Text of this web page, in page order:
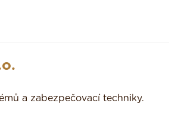
a zabezpečovací techniky.